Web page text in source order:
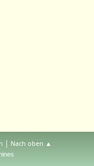
| Nach oben ▲